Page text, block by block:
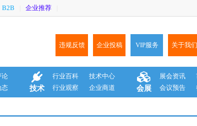
B2B 企业推荐
违规反馈 企业投稿 VIP服务 关于我们
论
态 技术
行业百科
技术中心
行业观察
企业商道 会展
展会资讯
会议预告